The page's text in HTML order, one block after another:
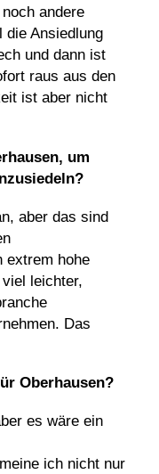
andere
die Ansiedlung
und dann ist
raus aus den
ist aber nicht
um
aber das sind
extrem hohe
leichter,
Das
Oberhausen?
es wäre ein
ich nicht nur